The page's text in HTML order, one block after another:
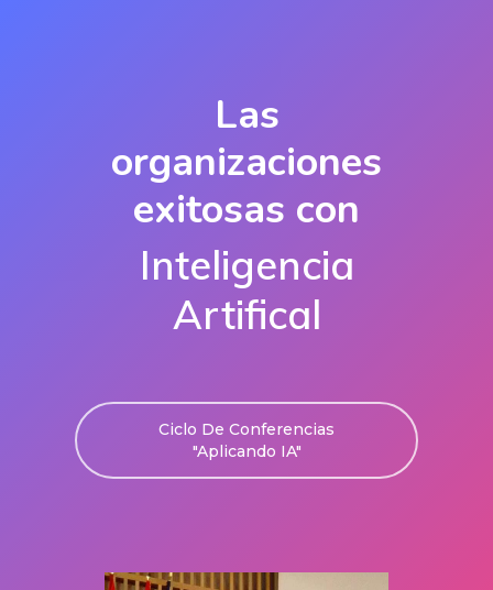
Las
organizaciones
exitosas con
Inteligencia
Artifical
Ciclo De Conferencias
"Aplicando IA"